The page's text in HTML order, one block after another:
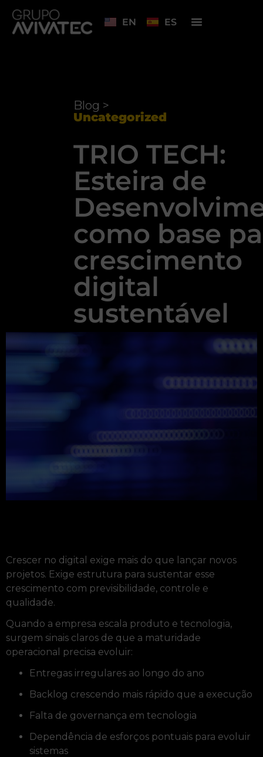
EN ES
Blog >
Uncategorized
TRIO TECH:
Esteira de
como base
crescimento
digital
sustentável
Crescer no digital exige mais do que lançar novos
projetos. Exige estrutura para sustentar esse
crescimento com previsibilidade, controle e
qualidade.
Quando a empresa escala produto e tecnologia,
surgem sinais claros de que a maturidade
operacional precisa evoluir:
Entregas irregulares ao longo do ano
Backlog crescendo mais rápido que a execução
Falta de governança em tecnologia
Dependência de esforços pontuais para evoluir
sistemas